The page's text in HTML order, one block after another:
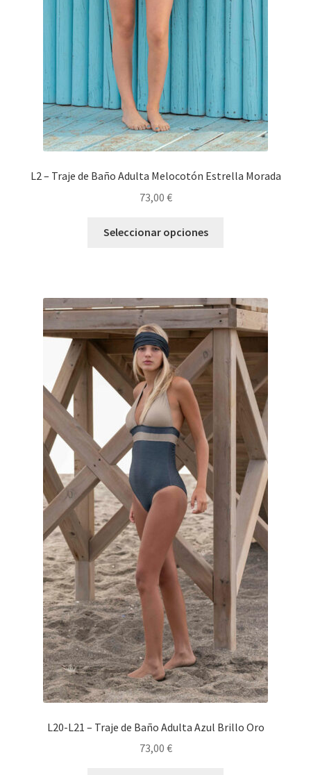
L2 – Traje de Baño Adulta Melocotón Estrella Morada
73,00 €
Seleccionar opciones
L20-L21 – Traje de Baño Adulta Azul Brillo Oro
73,00 €